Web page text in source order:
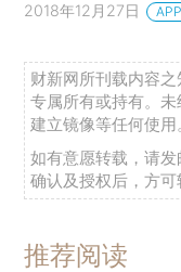
2018年12月27日
财新网所刊载内容
专属所有或持有。
建立镜像等任何使用
如有意愿转载，请发
确认及授权后，方可
推荐阅读